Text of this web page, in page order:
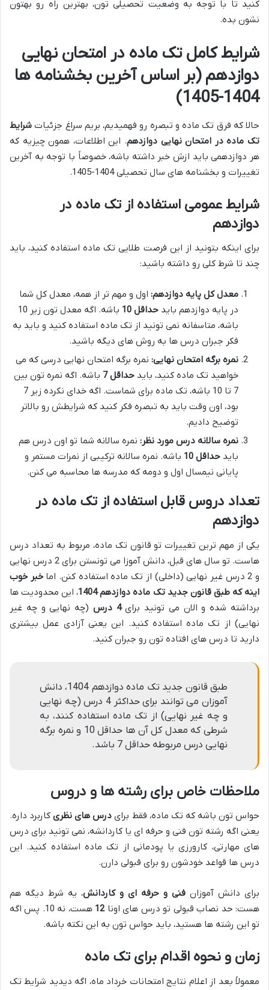
کنید تا با توجه به وضعیت تحصیلی تون، بهترین راه رو بهتون
نشون بده.
شرایط کامل تک ماده در امتحان نهایی
دوازدهم (بر اساس آخرین بخشنامه ها
1404-1405)
حالا که فرق تک ماده و تبصره رو فهمیدیم، بریم سراغ جزئیات شرایط
تک ماده در امتحان نهایی دوازدهم. این اطلاعات، همون چیزیه که
هر دوازدهمی باید ازش خبر داشته باشه، خصوصاً با توجه به آخرین
تغییرات و بخشنامه های سال تحصیلی 1404-1405.
شرایط عمومی استفاده از تک ماده در
دوازدهم
برای اینکه بتونید از این فرصت طلایی تک ماده استفاده کنید، باید
چند تا شرط کلی رو داشته باشید:
معدل کل پایه دوازدهم: اول و مهم تر از همه، معدل کل شما
در پایه دوازدهم باید حداقل 10
باشه. اگه معدل تون زیر 10
باشه، متاسفانه نمی تونید از تک ماده استفاده کنید و باید به
فکر جبران درس ها به روش های دیگه باشید.
نمره برگه امتحان نهایی: نمره برگه امتحان نهایی درسی که می
خواهید تک ماده کنید، باید حداقل 7
باشه. اگه نمره تون بین
7 تا 10 باشه، تک ماده برای شماست. اگه خدای نکرده زیر 7
بود، اون وقت باید به تبصره فکر کنید که شرایطش رو بالاتر
توضیح دادیم.
نمره سالانه درس مورد نظر: نمره سالانه شما تو اون درس هم
باید حداقل 10
باشه. نمره سالانه ترکیبی از نمرات مستمر و
پایانی نیمسال اول و دومه که مدرسه ها محاسبه می کنن.
تعداد دروس قابل استفاده از تک ماده در
دوازدهم
یکی از مهم ترین تغییرات تو قانون تک ماده، مربوط به تعداد درس
هاست. تو سال های قبل، دانش آموزا می تونستن برای 2 درس نهایی
و 2 درس غیر نهایی (داخلی) از تک ماده استفاده کنن. اما
خبر خوب
اینه که طبق قانون جدید تک ماده دوازدهم 1404
، این محدودیت ها
برداشته شده و الان می تونید برای4 درس
(چه نهایی و چه غیر
نهایی) از تک ماده استفاده کنید. این یعنی آزادی عمل بیشتری
دارید تا درس های افتاده تون رو جبران کنید.
طبق قانون جدید تک ماده دوازدهم 1404، دانش
آموزان می توانند برای حداکثر 4 درس (چه نهایی
و چه غیر نهایی) از تک ماده استفاده کنند، به
شرطی که معدل کل آن ها حداقل 10 و نمره برگه
نهایی درس مربوطه حداقل 7 باشد.
ملاحظات خاص برای رشته ها و دروس
حواس تون باشه که تک ماده، فقط برای درس های نظریکاربرد داره.
یعنی اگه رشته تون فنی و حرفه ای یا کاردانشه، نمی تونید برای درس
های مهارتی، کارورزی یا پودمانی از تک ماده استفاده کنید. این
درس ها قواعد خودشون رو برای قبولی دارن.
برای دانش آموزان فنی و حرفه ای و کاردانش، یه شرط دیگه هم
هست: حد نصاب قبولی تو درس های اونا12
هست، نه 10. پس اگه
تو این رشته ها هستید، باید حواس تون به این نکته باشه.
زمان و نحوه اقدام برای تک ماده
معمولاً بعد از اعلام نتایج امتحانات خرداد ماه، اگه دیدید شرایط تک